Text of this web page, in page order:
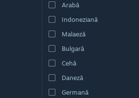
Arabă
Indoneziană
Malaeză
Bulgară
Cehă
Daneză
Germană